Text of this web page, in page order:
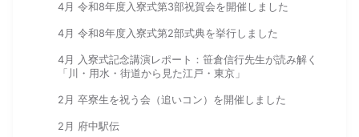
4月 令和8年度入寮式第3部祝賀会を開催しました
4月 令和8年度入寮式第2部式典を挙行しました
4月 入寮式記念講演レポート：笹倉信行先生が読み解く
「川・用水・街道から見た江戸・東京」
2月 卒寮生を祝う会（追いコン）を開催しました
2月 府中駅伝